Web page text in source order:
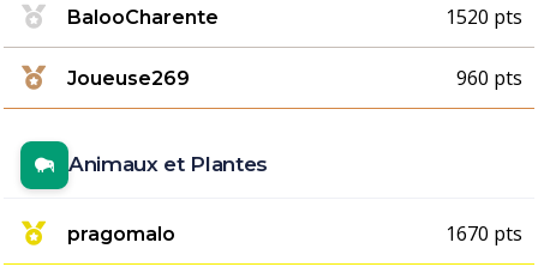
BalooCharente 1520 pts
Joueuse269 960 pts
Animaux et Plantes
pragomalo 1670 pts